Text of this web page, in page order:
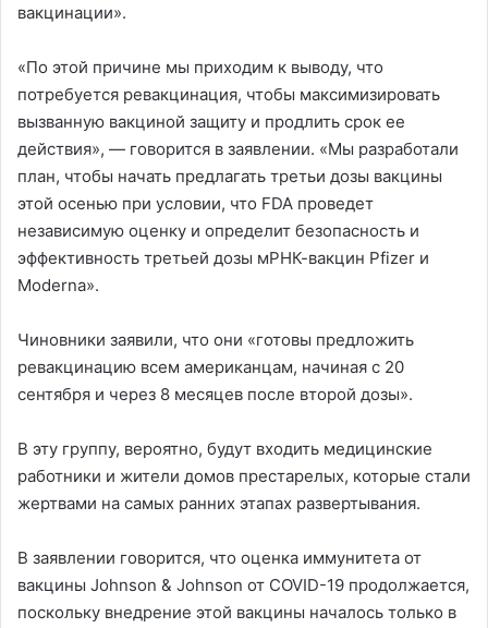
вакцинации».
«По этой причине мы приходим к выводу, что
потребуется ревакцинация, чтобы максимизировать
вызванную вакциной защиту и продлить срок ее
действия», — говорится в заявлении. «Мы разработали
план, чтобы начать предлагать третьи дозы вакцины
этой осенью при условии, что FDA проведет
независимую оценку и определит безопасность и
эффективность третьей дозы мРНК-вакцин Pfizer и
Moderna».
Чиновники заявили, что они «готовы предложить
ревакцинацию всем американцам, начиная с 20
сентября и через 8 месяцев после второй дозы».
В эту группу, вероятно, будут входить медицинские
работники и жители домов престарелых, которые стали
жертвами на самых ранних этапах развертывания.
В заявлении говорится, что оценка иммунитета от
вакцины Johnson & Johnson от COVID-19 продолжается,
поскольку внедрение этой вакцины началось только в